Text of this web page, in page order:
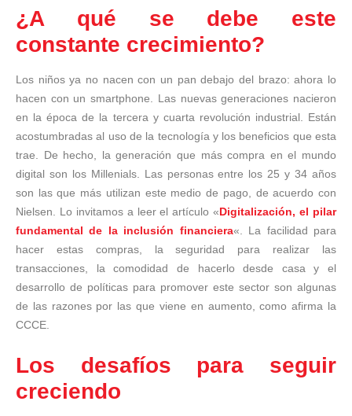
¿A qué se debe este
constante crecimiento?
Los niños ya no nacen con un pan debajo del brazo: ahora lo
hacen con un smartphone. Las nuevas generaciones nacieron
en la época de la tercera y cuarta revolución industrial. Están
acostumbradas al uso de la tecnología y los beneficios que esta
trae. De hecho, la generación que más compra en el mundo
digital son los Millenials. Las personas entre los 25 y 34 años
son las que más utilizan este medio de pago, de acuerdo con
Nielsen. Lo invitamos a leer el artículo «Digitalización, el pilar
fundamental de la inclusión financiera«. La facilidad para
hacer estas compras, la seguridad para realizar las
transacciones, la comodidad de hacerlo desde casa y el
desarrollo de políticas para promover este sector son algunas
de las razones por las que viene en aumento, como afirma la
CCCE.
Los desafíos para seguir
creciendo